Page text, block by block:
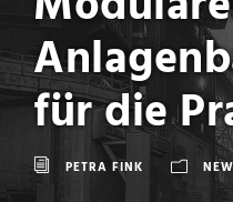
für die
PETRA FINK